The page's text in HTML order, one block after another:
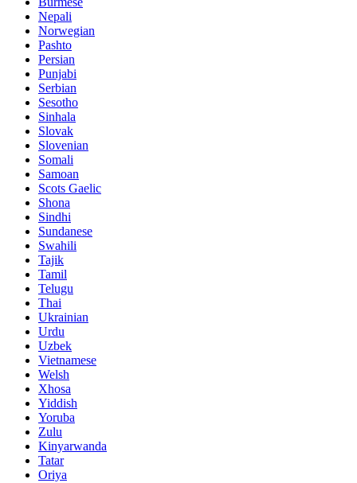
Nepali
Norwegian
Pashto
Persian
Punjabi
Serbian
Sesotho
Sinhala
Slovak
Slovenian
Somali
Samoan
Scots Gaelic
Shona
Sindhi
Sundanese
Swahili
Tajik
Tamil
Telugu
Thai
Ukrainian
Urdu
Uzbek
Vietnamese
Welsh
Xhosa
Yiddish
Yoruba
Zulu
Kinyarwanda
Tatar
Oriya